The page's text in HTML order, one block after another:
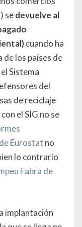
sedevuelve al
cuando ha
de los países de
Sistema
del
de reciclaje
el SIG no se
Eurostat no
lo contrario
Fabra de
implantación